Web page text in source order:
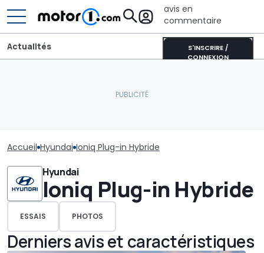
avis en
commentaire
S'INSCRIRE /
CONNEXION
Actualités
Accueil Hyundai Ioniq Plug-in Hybride
Hyundai
Ioniq Plug-in Hybride
ESSAIS PHOTOS
Derniers avis et caractéristiques